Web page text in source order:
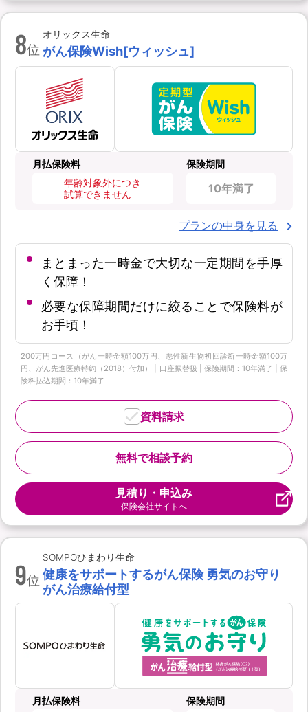
8位
オリックス生命
がん保険Wish[ウィッシュ]
月払保険料
年齢対象外につき
試算できません
保険期間
10年満了
プランの中身を見る
まとまった一時金で大切な一定期間を手厚
く保障！
必要な保障期間だけに絞ることで保険料が
お手頃！
200万円コース（がん一時金額100万円、悪性新生物初回診断一時金額100万
円、がん先進医療特約（2018）付加） | 口座振替扱 | 保険期間：10年満了 | 保
険料払込期間：10年満了
無料で相談予約
資料請求
見積り・申込み
保険会社サイトへ
9位
SOMPOひまわり生命
健康をサポートするがん保険 勇気のお守り
がん治療給付型
月払保険料
保険期間